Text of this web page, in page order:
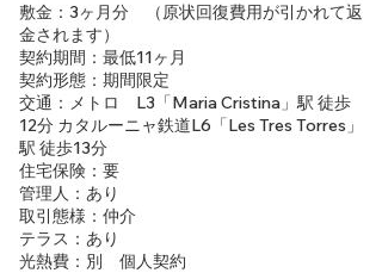
敷金：3ヶ月分 （原状回復費用が引かれて返
金されます）
契約期間：最低11ヶ月
契約形態：期間限定
交通：メトロ L3「Maria Cristina」駅 徒歩
12分 カタルーニャ鉄道L6「Les Tres Torres」
駅 徒歩13分
住宅保険：要
管理人：あり
取引態様：仲介
テラス：あり
光熱費：別 個人契約